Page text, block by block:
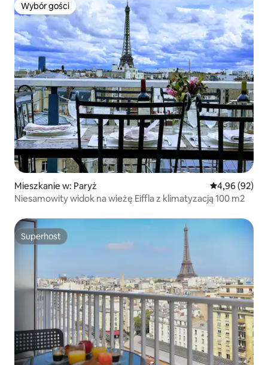
Wybór gości
Wybór gości
Mieszkanie w: Paryż Średnia
4,96 (92)
Niesamowity widok na wieżę Eiffla z klimatyzacją 100 m2
Superhost
Superhost